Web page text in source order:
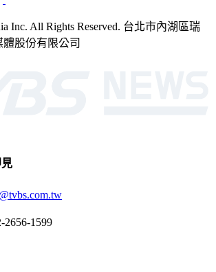
Inc. All Rights Reserved. 台北市內湖區瑞
體股份有限公司
1599